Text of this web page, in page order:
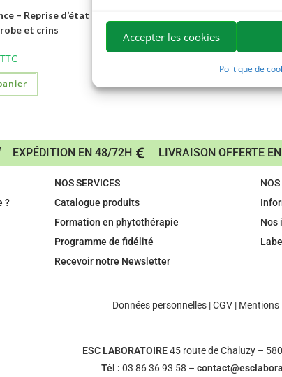
Accepter les cookies
Politique de
– Reprise d’état
et crins
TTC
EXPÉDITION EN 48/72H LIVRAISON OFFERTE
?
NOS SERVICES
Catalogue produits
Formation en phytothérapie
Programme de fidélité
Recevoir notre Newsletter
Nos
Données personnelles|CGV| Mentions
ESC LABORATOIRE45 route de Chaluzy –
Tél : 03 86 36 93 58 –